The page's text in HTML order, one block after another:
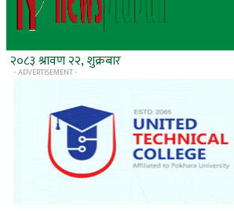
२०८३ श्रावण २२, शुक्रबार
- ADVERTISEMENT -